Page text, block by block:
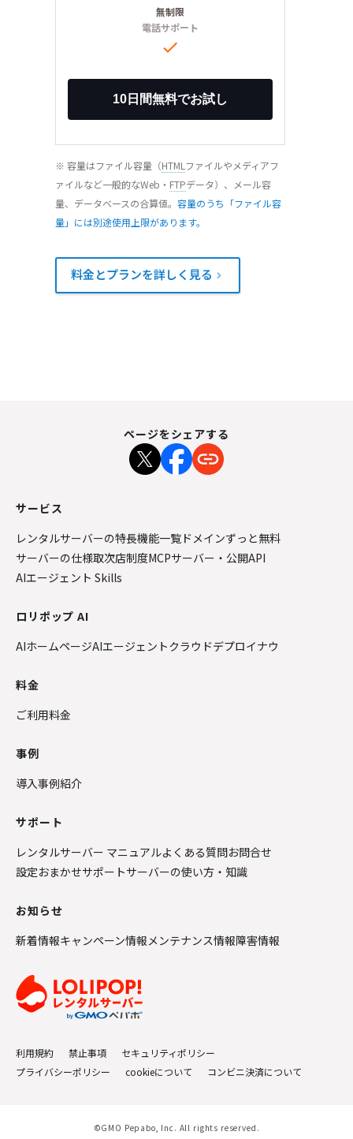
無制限
電話サポート

※ 容量はファイル容量（HTML ファイルやメディアフ
ァイルなど一般的なWeb・ FTPデータ）、メール容
量、データベースの合算値。 容量のうち「ファイル容
量」には別途使用上限があります。
料金とプランを詳しく見る
ページをシェアする
サービス
レンタルサーバーの特長機能一覧 ドメインずっと無料
サーバーの仕様取次店制度MCPサーバー・公開API
AIエージェント Skills
ロリポップ AI
AIホームページAIエージェントクラウドデプロイナウ
料金
ご利用料金
事例
導入事例紹介
サポート
レンタルサーバー マニュアルよくある質問お問合せ
設定おまかせサポートサーバーの使い方・知識
お知らせ
新着情報キャンペーン情報 メンテナンス情報障害情報
利用規約 禁止事項
セキュリティポリシー
プライバシーポリシー
cookieについて コンビニ決済について
©GMO Pepabo, Inc. All rights reserved.